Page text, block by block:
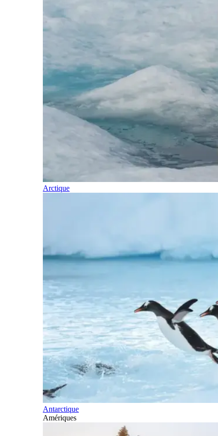
Arctique
Antarctique
Amériques